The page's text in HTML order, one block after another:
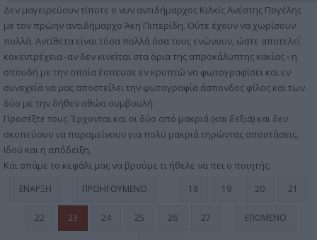
Δεν μαγειρεύουν τίποτε ο νυν αντιδήμαρχος Κιλκίς Ανέστης Πογέλης
με τον πρώην αντιδήμαρχο Άκη Πιπερίδη. Ούτε έχουν να χωρίσουν
πολλά. Αντίθετα είναι τόσα πολλά όσα τους ενώνουν, ώστε αποτελεί
κακεντρέχεια -αν δεν κινείται στα όρια της απροκάλυπτης κακίας - η
σπουδή με την οποία έσπευσε εν κρυπτώ να φωτογραφίσει και εν
συνεχεία να μας αποστείλει την φωτογραφία άσπονδος φίλος και των
δύο με την δήθεν αθώα συμβουλή:
Προσέξτε τους. Έρχονται και οι δύο από μακριά (και δεξιά) και δεν
σκοπεύουν να παραμείνουν για πολύ μακριά τηρώντας αποστάσεις.
Ιδού και η απόδειξη.
Και σπάμε το κεφάλι μας να βρούμε τι ήθελε να πει ο ποιητής.
ΈΝΑΡΞΗ ΠΡΟΗΓΟΎΜΕΝΟ 18 19 20 21
22 23 24 25 26 27 ΕΠΌΜΕΝΟ